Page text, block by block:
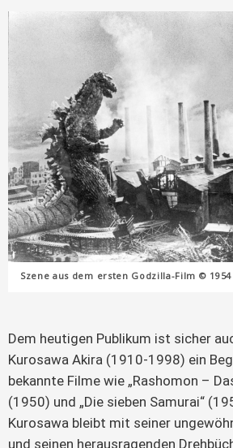
Szene aus dem ersten Godzilla-Film ©
Dem heutigen Publikum ist sicher
Kurosawa Akira (1910-1998) ein
bekannte Filme wie „Rashomon –
(1950) und „Die sieben Samurai“
Kurosawa bleibt mit seiner
und seinen herausragenden